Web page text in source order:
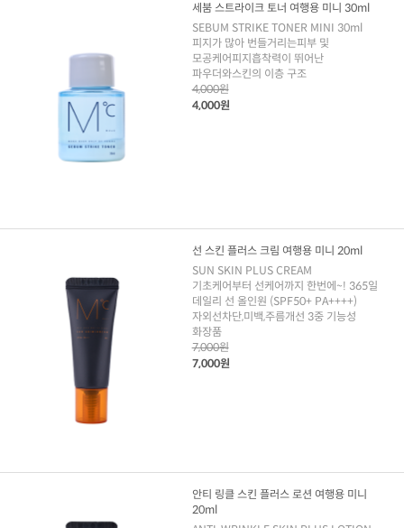
세붐 스트라이크 토너 여행용 미니 30ml
SEBUM STRIKE TONER MINI 30ml
피지가 많아 번들거리는피부 및
모공케어피지흡착력이 뛰어난
파우더와스킨의 이층 구조
4,000원
4,000원
선 스킨 플러스 크림 여행용 미니 20ml
SUN SKIN PLUS CREAM
기초케어부터 선케어까지 한번에~! 365일
데일리 선 올인원 (SPF50+ PA++++)
자외선차단,미백,주름개선 3중 기능성
화장품
7,000원
7,000원
안티 링클 스킨 플러스 로션 여행용 미니
20ml